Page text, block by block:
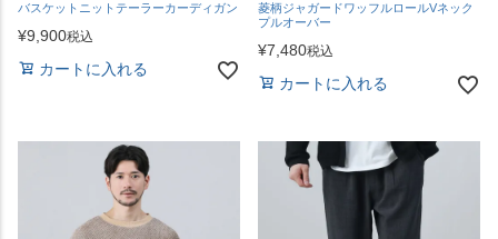
バスケットニットテーラーカーディガン
¥9,900税込
カートに入れる
菱柄ジャガードワッフルロールVネック
プルオーバー
¥7,480税込
カートに入れる